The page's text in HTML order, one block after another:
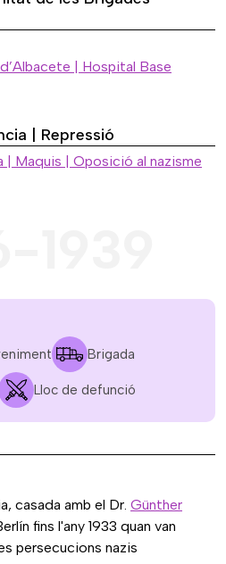
| Hospital Base
| Repressió
Maquis | Oposició al nazisme
Brigada
Lloc de defunció
casada amb el Dr. Günther
fins l'any 1933 quan van
persecucions nazis